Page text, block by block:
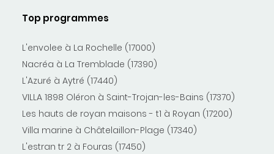
Top programmes
L'envolee à La Rochelle (17000)
Nacréa à La Tremblade (17390)
L'Azuré à Aytré (17440)
VILLA 1898 Oléron à Saint-Trojan-les-Bains (17370)
Les hauts de royan maisons - t1 à Royan (17200)
Villa marine à Châtelaillon-Plage (17340)
L'estran tr 2 à Fouras (17450)